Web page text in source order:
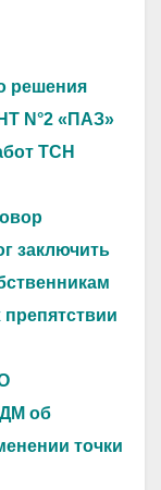
решения
N°2 «ПАЗ»
ТСН
заключить
ДМ об
точки